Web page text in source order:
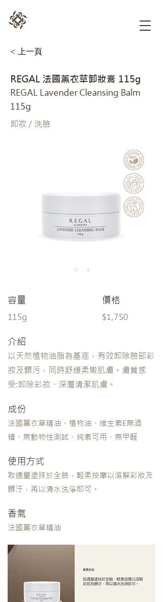
< 上一頁
REGAL 法國薰衣草卸妝膏 115g
REGAL Lavender Cleansing Balm
115g
卸妝 / 洗臉
容量
115g
​價格
$1,750
​介紹
以天然植物油脂為基底，有效卸除臉部彩
妝及髒污，同時舒緩柔嫩肌膚。膚質感
受:卸除彩妝、深層清潔肌膚。
成份
法國薰衣草精油、植物油、維生素E無酒
精、無動物性測試、純素可用、無甲醛
使用方式
取適量塗抹於全臉，輕柔按摩以溶解彩妝及
髒汙，再以清水洗淨即可。
​香氣
法國薰衣草精油